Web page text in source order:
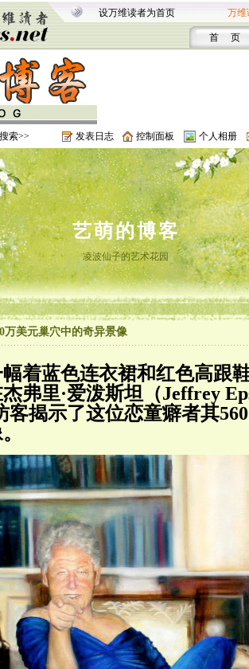
设万维读者为首页 万维
首 页
搜索>> 发表日志 控制面板 个人相册
艺萌的博客
凌波仙子的艺术花园
万美元巢穴中的奇异景像
着蓝色连衣裙和红色高跟
弗里·爱泼斯坦（Jeffrey
客揭示了这位恋童癖者其